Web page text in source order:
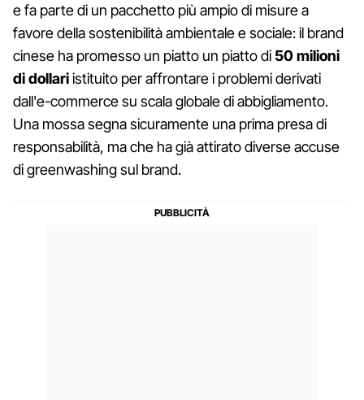
e fa parte di un pacchetto più ampio di misure a
favore della sostenibilità ambientale e sociale: il brand
cinese ha promesso un piatto un piatto di 50 milioni
di dollariistituito per affrontare i problemi derivati
dall'e-commerce su scala globale di abbigliamento.
Una mossa segna sicuramente una prima presa di
responsabilità, ma che ha già attirato diverse accuse
di greenwashing sul brand.